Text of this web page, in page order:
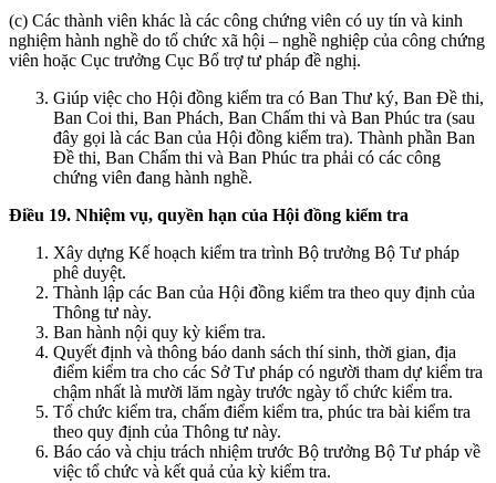
(c) Các thành viên khác là các công chứng viên có uy tín và kinh
nghiệm hành nghề do tổ chức xã hội – nghề nghiệp của công chứng
viên hoặc Cục trưởng Cục Bổ trợ tư pháp đề nghị.
Giúp việc cho Hội đồng kiểm tra có Ban Thư ký, Ban Đề thi,
Ban Coi thi, Ban Phách, Ban Chấm thi và Ban Phúc tra (sau
đây gọi là các Ban của Hội đồng kiểm tra). Thành phần Ban
Đề thi, Ban Chấm thi và Ban Phúc tra phải có các công
chứng viên đang hành nghề.
Điều 19. Nhiệm vụ, quyền hạn của Hội đồng kiểm tra
Xây dựng Kế hoạch kiểm tra trình Bộ trưởng Bộ Tư pháp
phê duyệt.
Thành lập các Ban của Hội đồng kiểm tra theo quy định của
Thông tư này.
Ban hành nội quy kỳ kiểm tra.
Quyết định và thông báo danh sách thí sinh, thời gian, địa
điểm kiểm tra cho các Sở Tư pháp có người tham dự kiểm tra
chậm nhất là mười lăm ngày trước ngày tổ chức kiểm tra.
Tổ chức kiểm tra, chấm điểm kiểm tra, phúc tra bài kiểm tra
theo quy định của Thông tư này.
Báo cáo và chịu trách nhiệm trước Bộ trưởng Bộ Tư pháp về
việc tổ chức và kết quả của kỳ kiểm tra.